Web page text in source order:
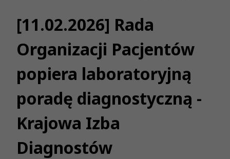
[11.02.2026] Rada
Organizacji Pacjentów
popiera laboratoryjną
poradę diagnostyczną -
Krajowa Izba
Diagnostów